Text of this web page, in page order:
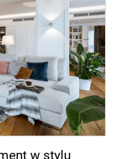
w stylu